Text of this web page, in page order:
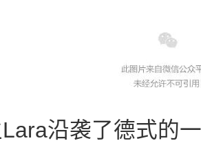
沿袭了德式的